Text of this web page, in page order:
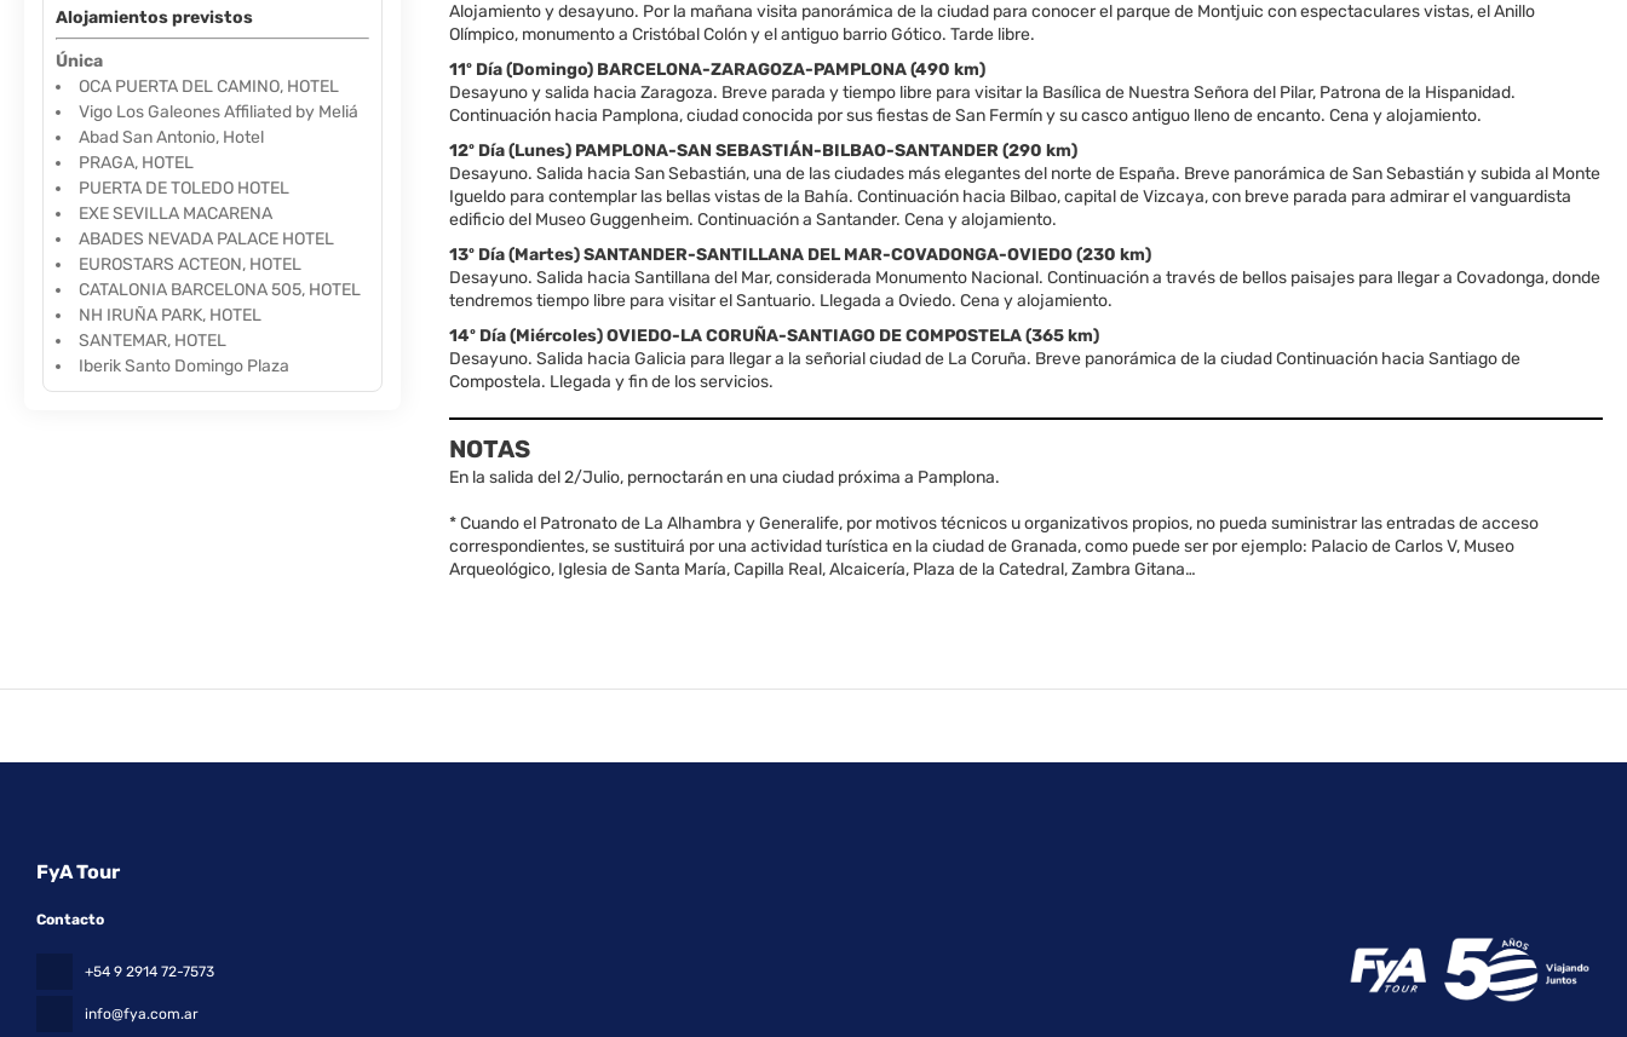
Alojamiento y desayuno. Por la mañana visita panorámica de la ciudad para conocer el parque de Montjuic con espectaculares vistas, el Anillo
Olímpico, monumento a Cristóbal Colón y el antiguo barrio Gótico. Tarde libre.
11º Día (Domingo) BARCELONA-ZARAGOZA-PAMPLONA (490 km)
Desayuno y salida hacia Zaragoza. Breve parada y tiempo libre para visitar la Basílica de Nuestra Señora del Pilar, Patrona de la Hispanidad.
Continuación hacia Pamplona, ciudad conocida por sus fiestas de San Fermín y su casco antiguo lleno de encanto. Cena y alojamiento.
12º Día (Lunes) PAMPLONA-SAN SEBASTIÁN-BILBAO-SANTANDER (290 km)
Desayuno. Salida hacia San Sebastián, una de las ciudades más elegantes del norte de España. Breve panorámica de San Sebastián y subida al Monte
Igueldo para contemplar las bellas vistas de la Bahía. Continuación hacia Bilbao, capital de Vizcaya, con breve parada para admirar el vanguardista
edificio del Museo Guggenheim. Continuación a Santander. Cena y alojamiento.
13º Día (Martes) SANTANDER-SANTILLANA DEL MAR-COVADONGA-OVIEDO (230 km)
Desayuno. Salida hacia Santillana del Mar, considerada Monumento Nacional. Continuación a través de bellos paisajes para llegar a Covadonga, donde
tendremos tiempo libre para visitar el Santuario. Llegada a Oviedo. Cena y alojamiento.
14º Día (Miércoles) OVIEDO-LA CORUÑA-SANTIAGO DE COMPOSTELA (365 km)
Desayuno. Salida hacia Galicia para llegar a la señorial ciudad de La Coruña. Breve panorámica de la ciudad Continuación hacia Santiago de
Compostela. Llegada y fin de los servicios.
NOTAS
En la salida del 2/Julio, pernoctarán en una ciudad próxima a Pamplona.
* Cuando el Patronato de La Alhambra y Generalife, por motivos técnicos u organizativos propios, no pueda suministrar las entradas de acceso
correspondientes, se sustituirá por una actividad turística en la ciudad de Granada, como puede ser por ejemplo: Palacio de Carlos V, Museo
Arqueológico, Iglesia de Santa María, Capilla Real, Alcaicería, Plaza de la Catedral, Zambra Gitana…
Alojamientos previstos
Única
OCA PUERTA DEL CAMINO, HOTEL
Vigo Los Galeones Affiliated by Meliá
Abad San Antonio, Hotel
PRAGA, HOTEL
PUERTA DE TOLEDO HOTEL
EXE SEVILLA MACARENA
ABADES NEVADA PALACE HOTEL
EUROSTARS ACTEON, HOTEL
CATALONIA BARCELONA 505, HOTEL
NH IRUÑA PARK, HOTEL
SANTEMAR, HOTEL
Iberik Santo Domingo Plaza
FyA Tour
Contacto
+54 9 2914 72-7573
info@fya.com.ar